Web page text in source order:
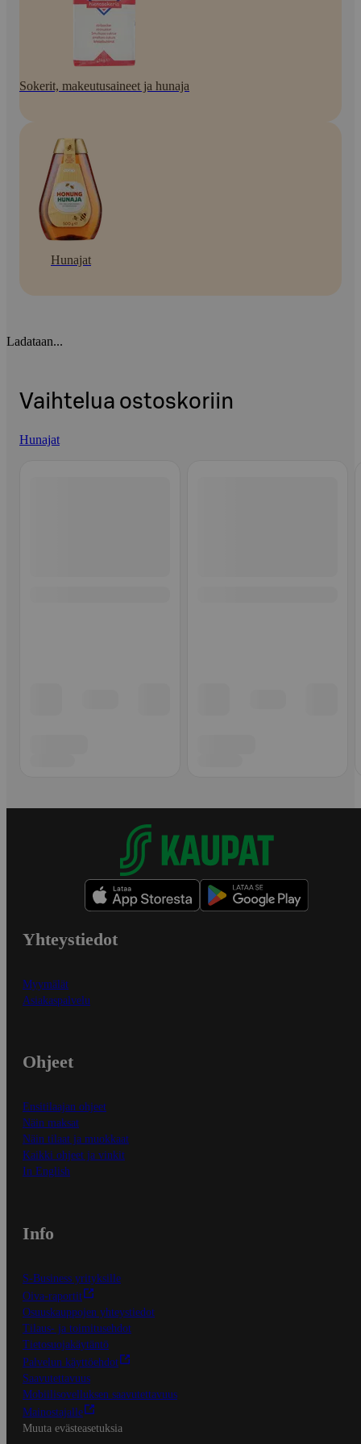
Sokerit, makeutusaineet ja hunaja
Hunajat
Ladataan...
Vaihtelua ostoskoriin
Hunajat
Yhteystiedot
Myymälät
Asiakaspalvelu
Ohjeet
Ensitilaajan ohjeet
Näin maksat
Näin tilaat ja muokkaat
Kaikki ohjeet ja vinkit
In English
Info
S-Business yrityksille
Oiva-raportit
Osuuskauppojen yhteystiedot
Tilaus- ja toimitusehdot
Tietosuojakäytäntö
Palvelun käyttöehdot
Saavutettavuus
Mobiilisovelluksen saavutettavuus
Mainostajalle
Muuta evästeasetuksia